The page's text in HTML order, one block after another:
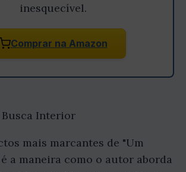
inesquecível.
Comprar na Amazon
Interior
mais marcantes de "Um
a maneira como o autor aborda